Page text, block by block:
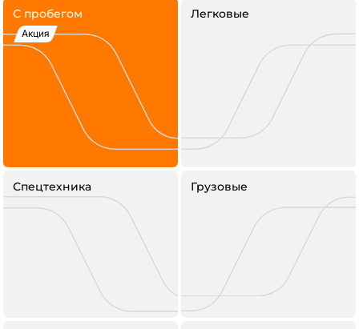
С пробегом
Акция
Легковые
Спецтехника Грузовые